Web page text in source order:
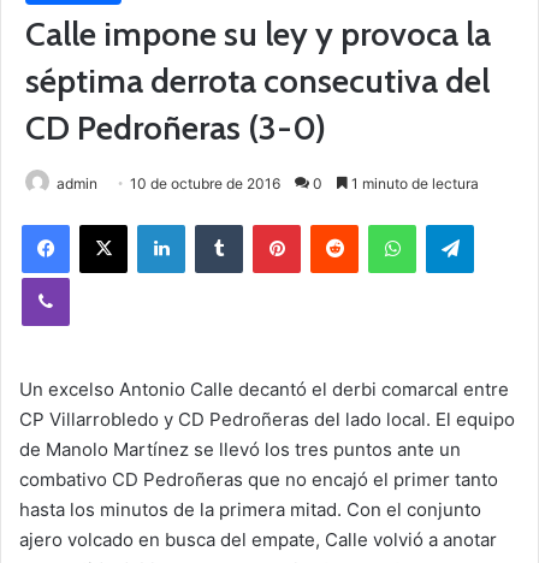
Calle impone su ley y provoca la
séptima derrota consecutiva del
CD Pedroñeras (3-0)
admin 10 de octubre de 2016 0 1 minuto de lectura
Un excelso Antonio Calle decantó el derbi comarcal entre
CP Villarrobledo y CD Pedroñeras del lado local. El equipo
de Manolo Martínez se llevó los tres puntos ante un
combativo CD Pedroñeras que no encajó el primer tanto
hasta los minutos de la primera mitad. Con el conjunto
ajero volcado en busca del empate, Calle volvió a anotar